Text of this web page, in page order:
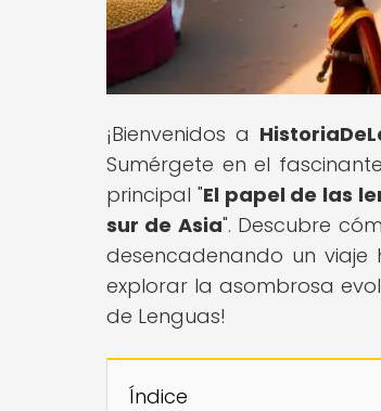
¡Bienvenidos a
Sumérgete en el
principal "El papel de las
sur de Asia". Descubre
desencadenando un
explorar la asombrosa
de Lenguas!
Índice